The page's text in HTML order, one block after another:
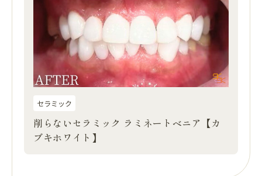
セラミック
削らないセラミック ラミネートベニア【カ
ブキホワイト】